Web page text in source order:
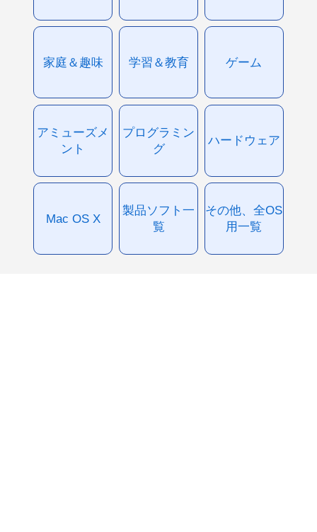
家庭＆趣味 学習＆教育 ゲーム
アミューズメ
ント
プログラミン
グ
ハードウェア
Mac OS X
製品ソフト一
覧
その他、全OS
用一覧